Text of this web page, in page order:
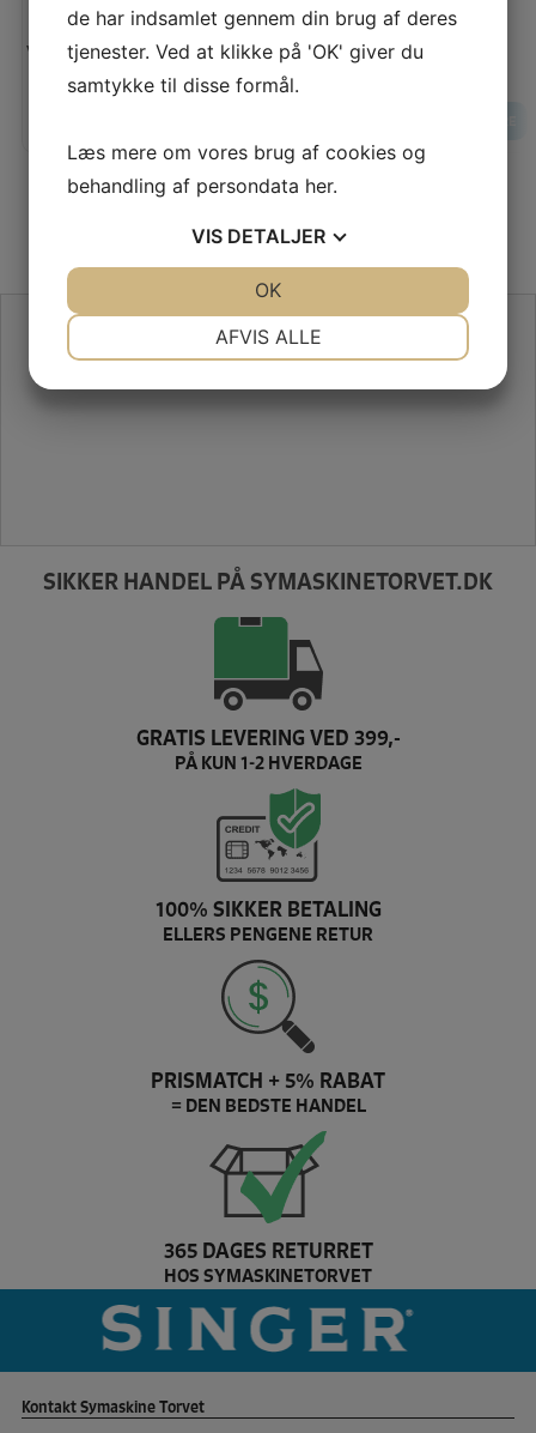
Vores pris:
SE VORES ANMELDELSER PÅ TRUSTPILOT
SIKKER HANDEL PÅ SYMASKINETORVET.DK
GRATIS LEVERING VED 399,-
PÅ KUN 1-2 HVERDAGE
100% SIKKER BETALING
ELLERS PENGENE RETUR
PRISMATCH + 5% RABAT
= DEN BEDSTE HANDEL
365 DAGES RETURRET
HOS SYMASKINETORVET
Pfaff Brand slider
Kontakt Symaskine Torvet
de har indsamlet gennem din brug af deres
tjenester. Ved at klikke på 'OK' giver du
samtykke til disse formål.
Læs mere om vores brug af cookies og
behandling af persondata her.
VIS DETALJER
AFVIS ALLE
OK